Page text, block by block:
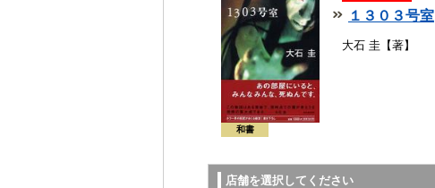
和書
１３０３号室
大石 圭【著】
店舗を選択してください